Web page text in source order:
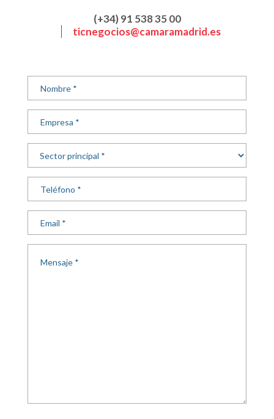
(+34) 91 538 35 00
ticnegocios@camaramadrid.es